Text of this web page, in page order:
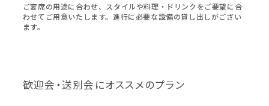
ご宴席の用途に合わせ、スタイルや料理・ドリンクをご要望に合
わせてご用意いたします。進行に必要な設備の貸し出しがござい
ます。
歓迎会・送別会にオススメのプラン